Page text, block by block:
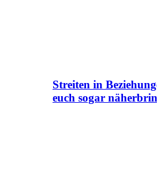
Streiten in
euch sogar